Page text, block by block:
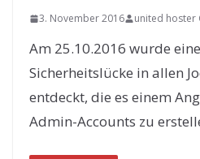
3. November 2016 united hoster
Am 25.10.2016 wurde
Sicherheitslücke in allen
entdeckt, die es einem
Admin-Accounts zu